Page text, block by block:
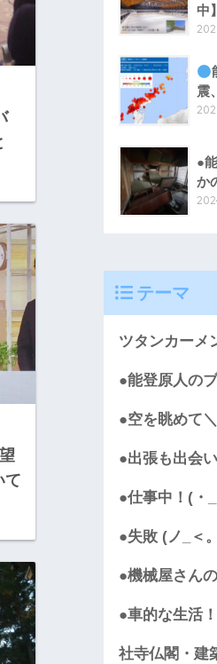
て
中
震
●
か
テーマ
ツタンカーメ
●能登原人の
●空を眺めて
●出張も出会
●仕事中！(・
●失敗 (ノ_＜
●機械屋さん
●車的な生活
社寺仏閣・建